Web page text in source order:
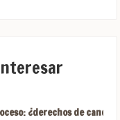
¿derechos de